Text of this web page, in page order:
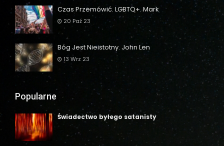
Czas Przemówić. LGBTQ+. Mark
20 Paź 23
Bóg Jest Nieistotny. John Len
13 Wrz 23
Popularne